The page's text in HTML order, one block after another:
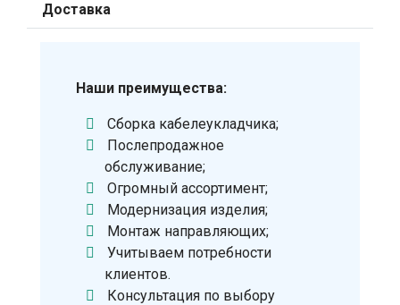
Доставка
Наши преимущества:
Сборка кабелеукладчика;
Послепродажное
обслуживание;
Огромный ассортимент;
Модернизация изделия;
Монтаж направляющих;
Учитываем потребности
клиентов.
Консультация по выбору